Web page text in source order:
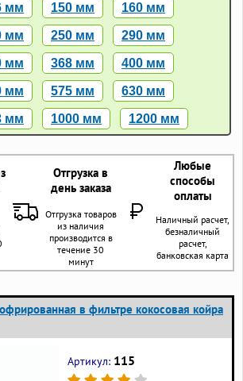
мм 150 мм 160 мм
мм 250 мм 290 мм
мм 368 мм 400 мм
мм 575 мм 630 мм
мм 1000 мм 1200 мм
Отгрузка в
день заказа
Любые
способы
оплаты
Отгрузка товаров
из наличия
производится в
течение 30
минут
Наличный расчет,
безналичный
расчет,
банковская карта
в фильтре кокосовая койра
Артикул: 115